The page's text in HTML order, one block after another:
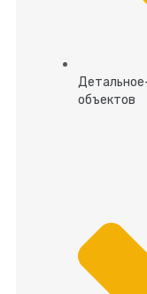
объектов